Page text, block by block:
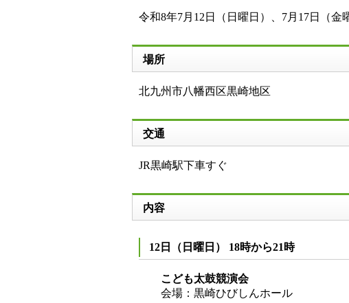
令和8年7月12日（日曜日）、7月17日（
場所
北九州市八幡西区黒崎地区
交通
JR黒崎駅下車すぐ
内容
12日（日曜日） 18時から21時
こども太鼓競演会
会場：黒崎ひびしんホール